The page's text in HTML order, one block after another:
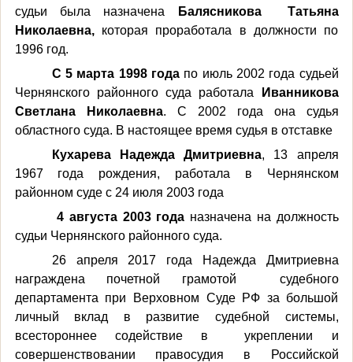
судьи была назначена
Балясникова Татьяна
Николаевна,которая проработала в должности по
1996 год.
С 5 марта 1998 годапо июль 2002 года судьей
Чернянского районного суда работала
Иванникова
Светлана Николаевна. С 2002 года она судья
областного суда. В настоящее время судья в отставке
Кухарева Надежда Дмитриевна, 13 апреля
1967 года рождения, работала в Чернянском
районном суде с 24 июля 2003 года
4 августа 2003 года назначена на должность
судьи Чернянского районного суда.
26 апреля 2017 года Надежда Дмитриевна
награждена почетной грамотой судебного
департамента при Верховном Суде РФ за большой
личный вклад в развитие судебной системы,
всестороннее содействие в укреплении и
совершенствовании правосудия в Российской